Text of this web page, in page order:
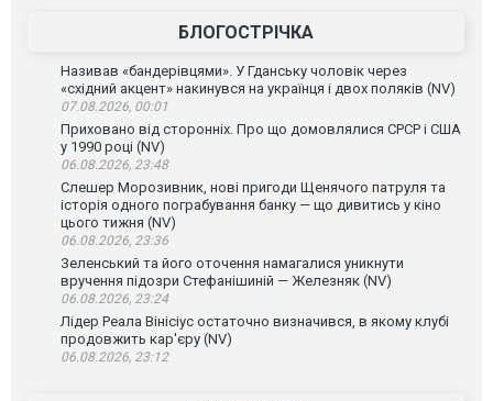
БЛОГОСТРІЧКА
Називав «бандерівцями». У Гданську чоловік через
«східний акцент» накинувся на українця і двох поляків (NV)
07.08.2026, 00:01
Приховано від сторонніх. Про що домовлялися СРСР і США
у 1990 році (NV)
06.08.2026, 23:48
Слешер Морозивник, нові пригоди Щенячого патруля та
історія одного пограбування банку — що дивитись у кіно
цього тижня (NV)
06.08.2026, 23:36
Зеленський та його оточення намагалися уникнути
вручення підозри Стефанішиній — Железняк (NV)
06.08.2026, 23:24
Лідер Реала Вінісіус остаточно визначився, в якому клубі
продовжить кар'єру (NV)
06.08.2026, 23:12